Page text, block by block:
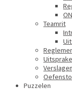
Teamrit
Verslagen
Puzzelen